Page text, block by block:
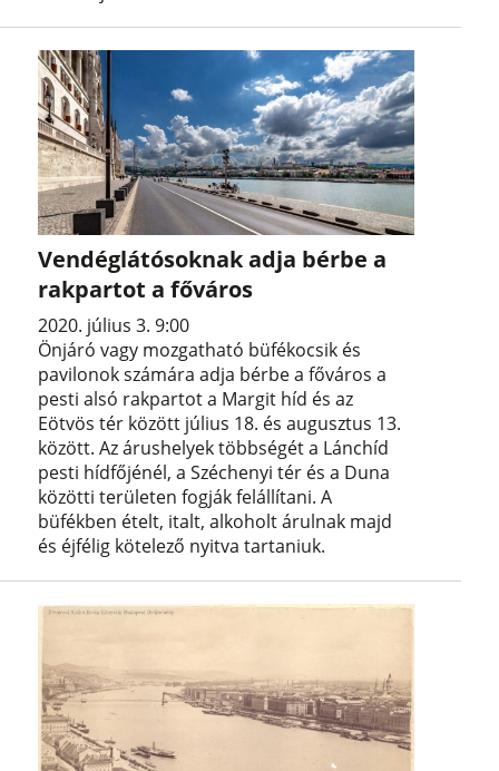
Vendéglátósoknak adja bérbe a
rakpartot a főváros
2020. július 3. 9:00
Önjáró vagy mozgatható büfékocsik és
pavilonok számára adja bérbe a főváros a
pesti alsó rakpartot a Margit híd és az
Eötvös tér között július 18. és augusztus 13.
között. Az árushelyek többségét a Lánchíd
pesti hídfőjénél, a Széchenyi tér és a Duna
közötti területen fogják felállítani. A
büfékben ételt, italt, alkoholt árulnak majd
és éjfélig kötelező nyitva tartaniuk.